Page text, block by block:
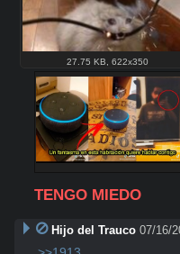
27.75 KB 622x350
TENGO MIEDO
Hijo del Trauco 07/16/